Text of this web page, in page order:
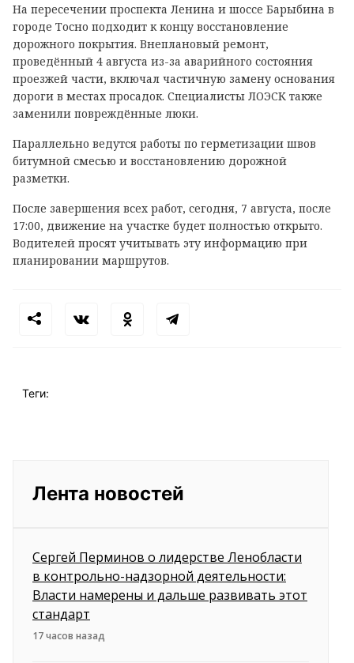
На пересечении проспекта Ленина и шоссе Барыбина в
городе Тосно подходит к концу восстановление
дорожного покрытия. Внеплановый ремонт,
проведённый 4 августа из-за аварийного состояния
проезжей части, включал частичную замену основания
дороги в местах просадок. Специалисты ЛОЭСК также
заменили повреждённые люки.
Параллельно ведутся работы по герметизации швов
битумной смесью и восстановлению дорожной
разметки.
После завершения всех работ, сегодня, 7 августа, после
17:00, движение на участке будет полностью открыто.
Водителей просят учитывать эту информацию при
планировании маршрутов.
Теги:
Лента новостей
Сергей Перминов о лидерстве Ленобласти
в контрольно-надзорной деятельности:
Власти намерены и дальше развивать этот
стандарт
17 часов назад